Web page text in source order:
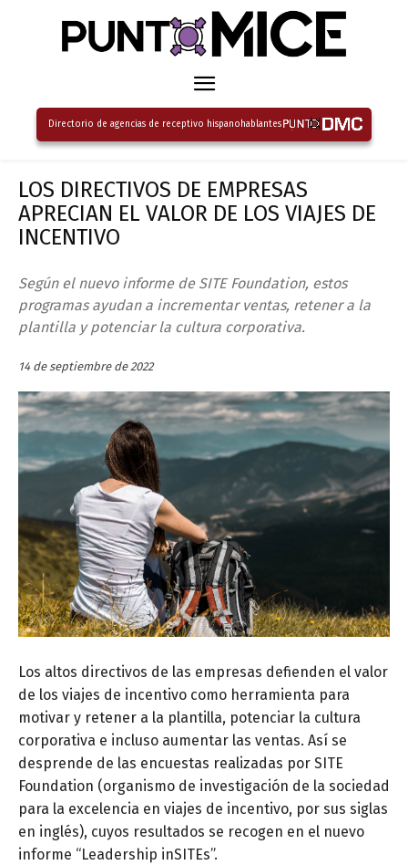
Directorio de agencias de receptivo hispanohablantes
LOS DIRECTIVOS DE EMPRESAS
APRECIAN EL VALOR DE LOS VIAJES DE
INCENTIVO
Según el nuevo informe de SITE Foundation, estos
programas ayudan a incrementar ventas, retener a la
plantilla y potenciar la cultura corporativa.
14 de septiembre de 2022
Los altos directivos de las empresas defienden el valor
de los viajes de incentivo como herramienta para
motivar y retener a la plantilla, potenciar la cultura
corporativa e incluso aumentar las ventas. Así se
desprende de las encuestas realizadas por SITE
Foundation (organismo de investigación de la sociedad
para la excelencia en viajes de incentivo, por sus siglas
en inglés), cuyos resultados se recogen en el nuevo
informe “Leadership inSITEs”.